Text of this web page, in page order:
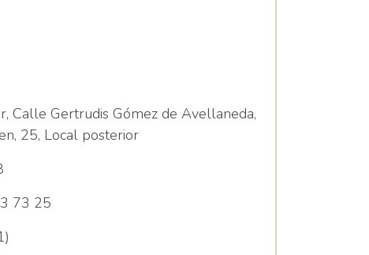
Calle Gertrudis Gómez de Avellaneda,
25, Local posterior
73 25